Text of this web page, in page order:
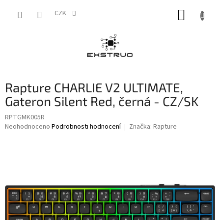
CZK
Rapture CHARLIE V2 ULTIMATE,
Gateron Silent Red, černá - CZ/SK
RPTGMK005R
Průměrné
hvězdiček.
Neohodnoceno Podrobnosti hodnocení Značka: Rapture